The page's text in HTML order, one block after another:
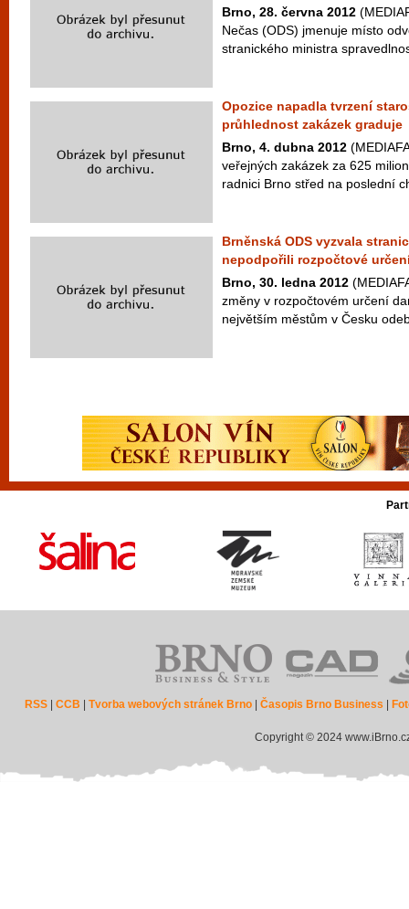
Brno, 28. června 2012
Nečas (ODS) jmenuje místo
stranického ministra
Opozice napadla tvrzení
průhlednost zakázek graduje
Brno, 4. dubna 2012
veřejných zakázek za 625
radnici Brno střed na poslední
Brněnská ODS vyzvala
nepodpořili rozpočtové
Brno, 30. ledna 2012
změny v rozpočtovém určení
největším městům v Česku
RSS |CCB |Tvorba webových stránek Brno |Časopis Brno Business
Copyright © 2024